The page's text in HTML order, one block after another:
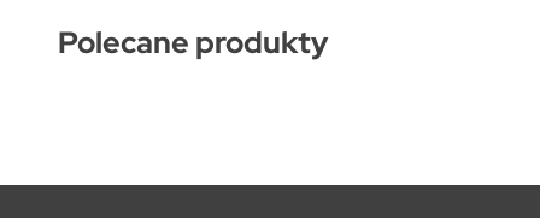
Polecane produkty